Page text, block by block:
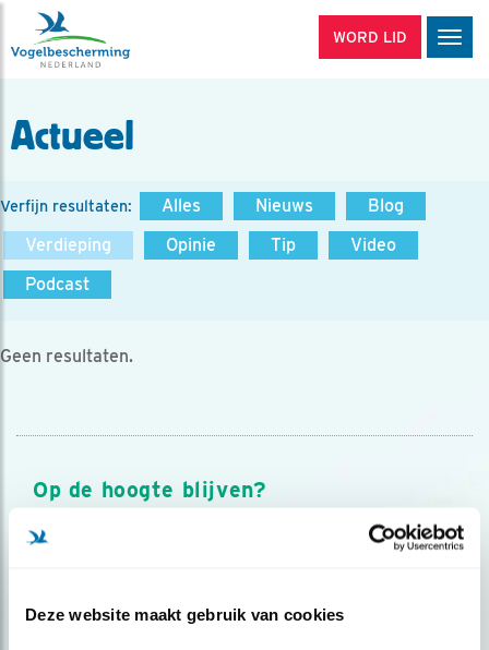
Deze website maakt gebruik van cookies
WORD LID
Actueel
Verfijn resultaten: Alles Nieuws
Blog
Verdieping
Opinie Tip
Video
Podcast
Geen resultaten.
Op de hoogte blijven?
Meld je aan en ontvang nieuws, inspiratie, acties en tips
over vogels en activiteiten van Vogelbescherming.